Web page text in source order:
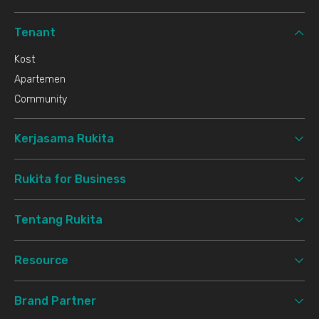
Tenant
Kost
Apartemen
Community
Kerjasama Rukita
Rukita for Business
Tentang Rukita
Resource
Brand Partner